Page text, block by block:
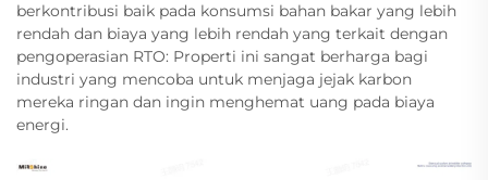
berkontribusi baik pada konsumsi bahan bakar yang lebih
rendah dan biaya yang lebih rendah yang terkait dengan
pengoperasian RTO: Properti ini sangat berharga bagi
industri yang mencoba untuk menjaga jejak karbon
mereka ringan dan ingin menghemat uang pada biaya
energi.